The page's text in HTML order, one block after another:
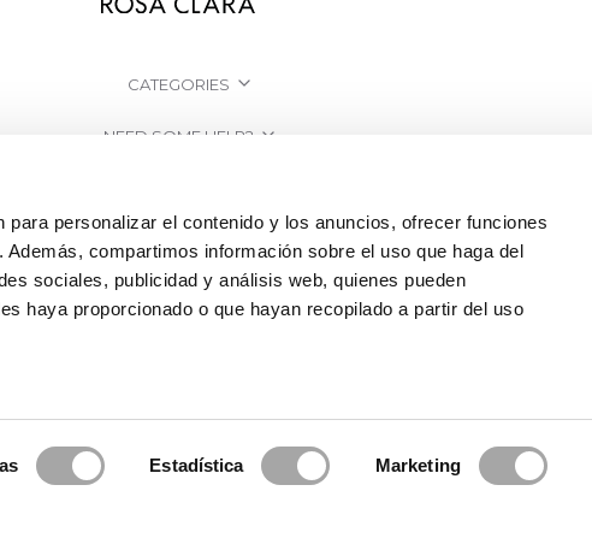
personalizar el contenido y los anuncios, ofrecer funciones
compartimos información sobre el uso que haga del
sociales, publicidad y análisis web, quienes pueden
haya proporcionado o que hayan recopilado a partir del uso
Estadística Marketing
CATEGORIES
NEED SOME HELP?